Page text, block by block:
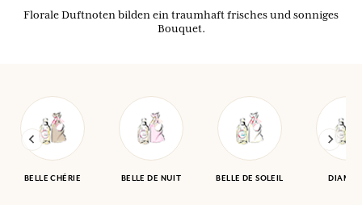
Florale Duftnoten bilden ein traumhaft frisches und sonniges
Bouquet.
BELLE CHÉRIE BELLE DE NUIT BELLE DE SOLEIL